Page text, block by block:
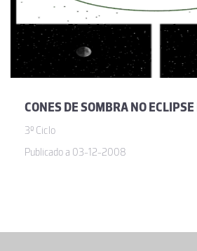
CONES DE SOMBRA NO ECLIPSE
3º Ciclo
Publicado a 03-12-2008